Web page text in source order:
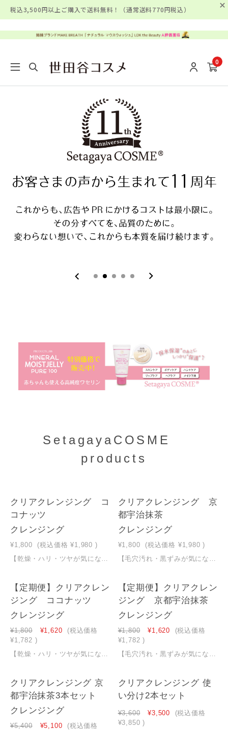
税込3,500円以上ご購入で送料無料！（通常送料770円税込）
0
SetagayaCOSME
products
NEW
クリアクレンジング コ
コナッツ
クレンジング
¥1,800 (税込価格 ¥1,980 )
NEW
クリアクレンジング 京
都宇治抹茶
クレンジング
¥1,800 (税込価格 ¥1,980 )
【定期便】クリアクレン
ジング ココナッツ
クレンジング
¥1,800 ¥1,620
(税込価格
¥1,782 )
【定期便】クリアクレン
ジング 京都宇治抹茶
クレンジング
¥1,800 ¥1,620
(税込価格
¥1,782 )
クリアクレンジング 京
都宇治抹茶3本セット
クレンジング
¥5,400 ¥5,100
(税込価格
クリアクレンジング 使
い分け2本セット
¥3,600 ¥3,500
(税込価格
¥3,850 )